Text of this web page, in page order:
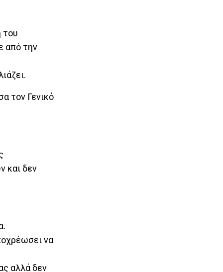
του
από την
τον Γενικό
και δεν
να
αλλά δεν